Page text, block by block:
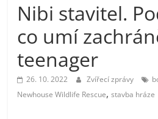
Nibi stavitel.
co umí
teenager
26. 10. 2022 Zvířecí zprávy
Newhouse Wildlife Rescue,stavba hráze